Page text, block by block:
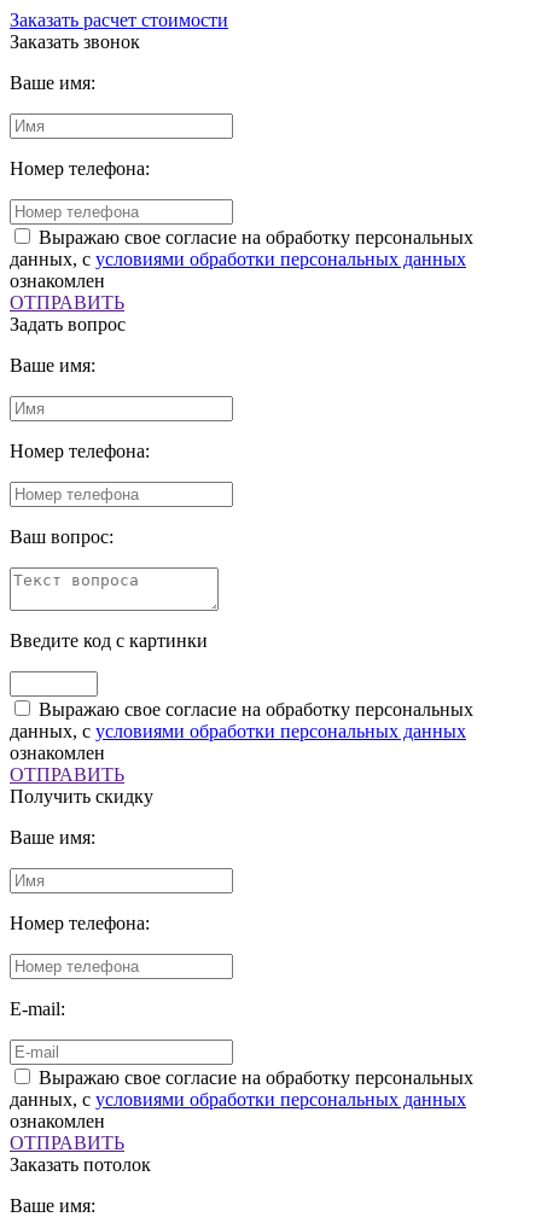
Заказать расчет стоимости
Заказать звонок
Ваше имя:
Номер телефона:
Выражаю свое согласие на обработку персональных
данных, с условиями обработки персональных данных
ознакомлен
ОТПРАВИТЬ
Задать вопрос
Ваше имя:
Номер телефона:
Ваш вопрос:
Введите код с картинки
Выражаю свое согласие на обработку персональных
данных, с условиями обработки персональных данных
ознакомлен
ОТПРАВИТЬ
Получить скидку
Ваше имя:
Номер телефона:
E-mail:
Выражаю свое согласие на обработку персональных
данных, с условиями обработки персональных данных
ознакомлен
ОТПРАВИТЬ
Заказать потолок
Ваше имя: